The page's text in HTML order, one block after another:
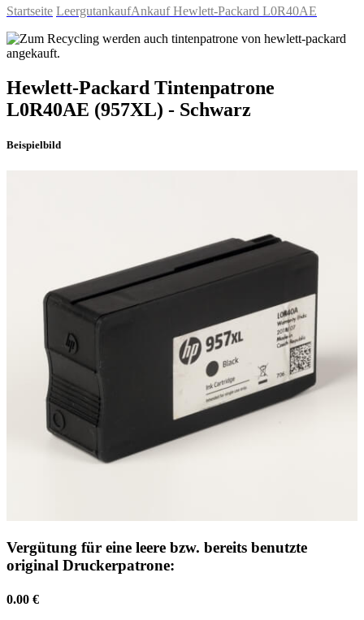
Startseite LeergutankaufAnkauf Hewlett-Packard L0R40AE
Hewlett-Packard Tintenpatrone
L0R40AE (957XL) - Schwarz
Beispielbild
Vergütung für eine leere bzw. bereits benutzte
original Druckerpatrone:
0.00 €